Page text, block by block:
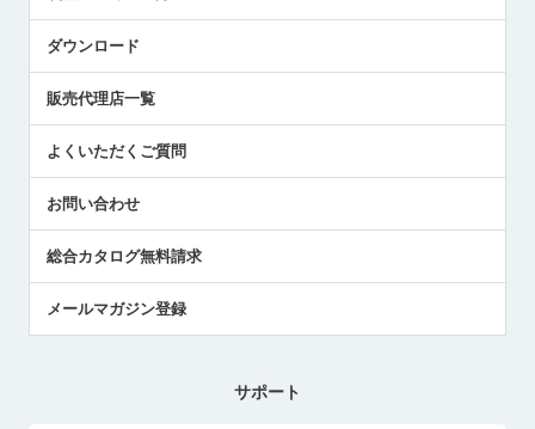
国/地域/言語
メトロールの技術
社員ブログ
中小企業のBCP地震対策
センサのテクニカルガイド
社長ブログ
ダウンロード
販売代理店一覧
よくいただくご質問
お問い合わせ
総合カタログ無料請求
メールマガジン登録
サポート